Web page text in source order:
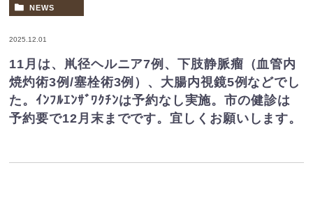
NEWS
2025.12.01
11月は、鼡径ヘルニア7例、下肢静脈瘤（血管内
焼灼術3例/塞栓術3例）、大腸内視鏡5例などでし
た。ｲﾝﾌﾙｴﾝｻﾞﾜｸﾁﾝは予約なし実施。市の健診は
予約要で12月末までです。宜しくお願いします。